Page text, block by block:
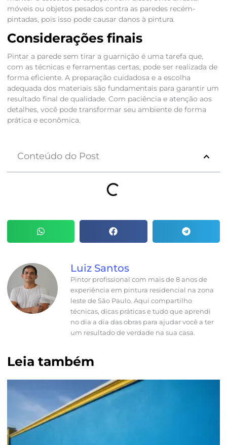
móveis ou objetos pesados contra as paredes recém-
pintadas, pois isso pode causar danos à pintura.
Considerações finais
Pintar a parede sem tirar a guarnição é uma tarefa que,
com as técnicas e ferramentas certas, pode ser realizada de
forma eficiente. A preparação cuidadosa e a escolha
adequada dos materiais são fundamentais para garantir um
resultado final de qualidade. Com paciência e atenção aos
detalhes, você pode transformar seu ambiente de forma
prática e econômica.
Conteúdo do Post
Luiz Santos
Pintor profissional com mais de 8 anos de
experiência em pintura residencial na zona
leste de São Paulo. Aqui compartilho
técnicas, dicas práticas e tudo que aprendi
no dia a dia das obras para ajudar você a ter
um resultado de verdade na sua casa.
Leia também